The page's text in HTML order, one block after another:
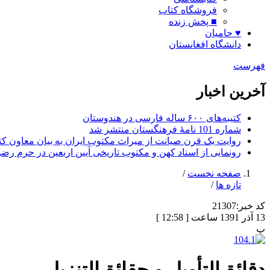
فروشگاه کتاب
■ پخش زنده
♥ حامیان
دانشگاه افغانستان
فهرست
آخرین اخبار
کتیبه‌های ۶۰۰ ساله فارسی در هندوستان
شماره 101 نامۀ فرهنگستان منتشر شد
روایت یک قرن صیانت از میراث مکتوب ایران به بیان معاون
رونمایی از اسناد کهن و مکتوب تاریخی آیین اربعین در حرم
صفحه نخست /
تازه ها /
کد خبر:21307
13 آذر 1391 ساعت [ 12:58 ]
پ